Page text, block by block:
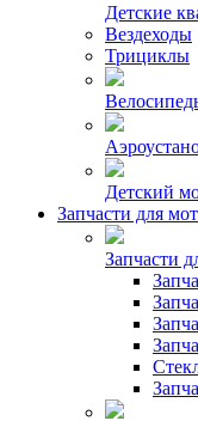
Детские
Вездеходы
Трициклы
Детский
Запчасти для
Запчасти